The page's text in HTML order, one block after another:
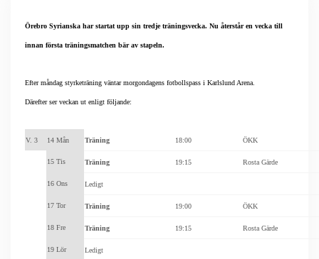
Örebro Syrianska har startat upp sin tredje träningsvecka. Nu återstår en vecka till
innan första träningsmatchen bär av stapeln.
Efter måndag styrketräning väntar morgondagens fotbollspass i Karlslund Arena.
Därefter ser veckan ut enligt följande:
V. 3 14 Mån Träning 18:00 ÖKK
15 Tis Träning 19:15 Rosta Gärde
16 Ons Ledigt
17 Tor Träning 19:00 ÖKK
18 Fre Träning 19:15 Rosta Gärde
19 Lör Ledigt